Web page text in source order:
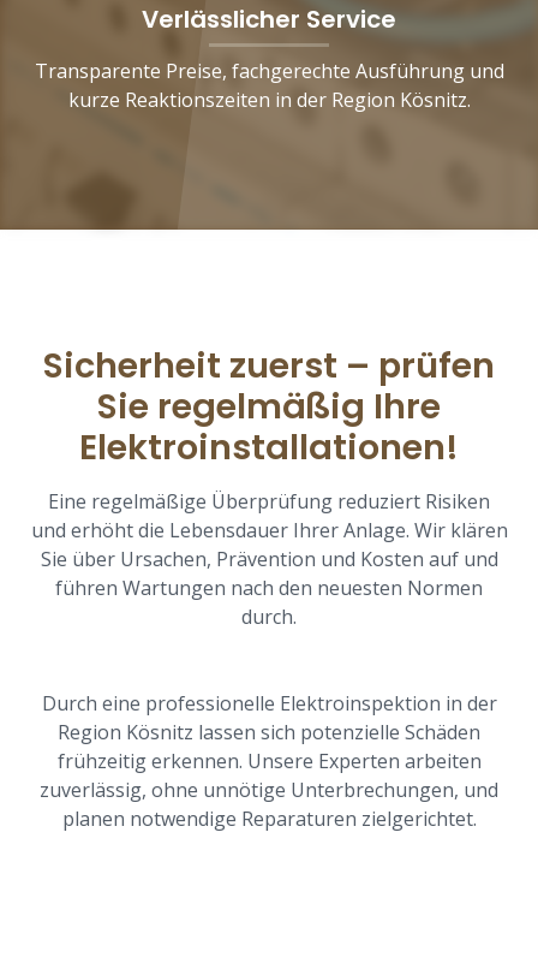
Verlässlicher Service
Transparente Preise, fachgerechte Ausführung und
kurze Reaktionszeiten in der Region Kösnitz.
Sicherheit zuerst – prüfen
Sie regelmäßig Ihre
Elektroinstallationen!
Eine regelmäßige Überprüfung reduziert Risiken
und erhöht die Lebensdauer Ihrer Anlage. Wir klären
Sie über Ursachen, Prävention und Kosten auf und
führen Wartungen nach den neuesten Normen
durch.
Durch eine professionelle Elektroinspektion in der
Region Kösnitz lassen sich potenzielle Schäden
frühzeitig erkennen. Unsere Experten arbeiten
zuverlässig, ohne unnötige Unterbrechungen, und
planen notwendige Reparaturen zielgerichtet.